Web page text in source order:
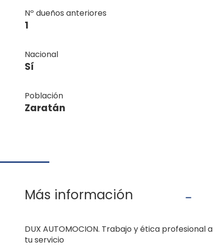
Nº dueños anteriores
1
Nacional
Sí
Población
Zaratán
Más información
DUX AUTOMOCION. Trabajo y ética profesional a
tu servicio